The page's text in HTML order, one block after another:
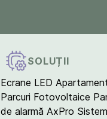
SOLUȚII
Ecrane LED
Parcuri Fotovoltaice
de alarmă AxPro